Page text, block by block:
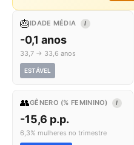
🎂IDADE MÉDIA I
-0,1 anos
33,7 → 33,6 anos
ESTÁVEL
👥GÊNERO (% FEMININO) I
-15,6 p.p.
6,3% mulheres no trimestre